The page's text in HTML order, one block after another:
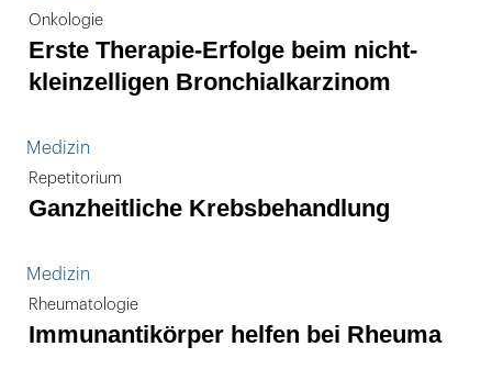
Onkologie
Erste Therapie-Erfolge beim nicht-
kleinzelligen Bronchialkarzinom
Medizin
Repetitorium
Ganzheitliche Krebsbehandlung
Medizin
Rheumatologie
Immunantikörper helfen bei Rheuma